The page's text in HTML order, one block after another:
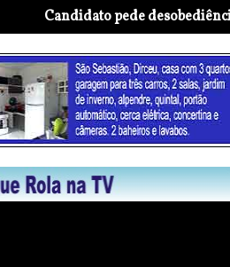
Candidato pede desobediência de